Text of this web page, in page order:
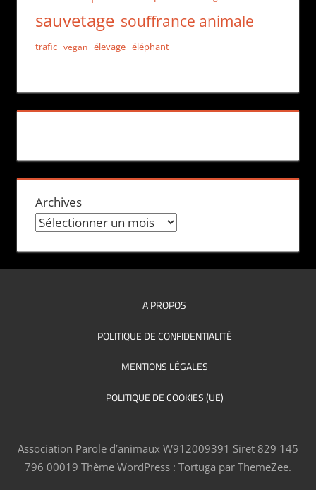
sauvetage souffrance animale
trafic vegan élevage éléphant
Archives
A PROPOS
POLITIQUE DE CONFIDENTIALITÉ
MENTIONS LÉGALES
POLITIQUE DE COOKIES (UE)
Association Parole d’animaux W912009391 Siret 829 145
796 00019 Thème WordPress : Tortuga par ThemeZee.